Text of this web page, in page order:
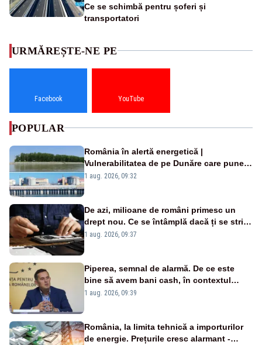
Ce se schimbă pentru șoferi și
transportatori
URMĂREȘTE-NE PE
Facebook YouTube
POPULAR
România în alertă energetică |
Vulnerabilitatea de pe Dunăre care pune
în pericol Centrala Cernavodă era
1 aug. 2026, 09:32
De azi, milioane de români primesc un
drept nou. Ce se întâmplă dacă ți se strică
un produs
1 aug. 2026, 09:37
Piperea, semnal de alarmă. De ce este
bine să avem bani cash, în contextul
alertei energetice?
1 aug. 2026, 09:39
România, la limita tehnică a importurilor
de energie. Prețurile cresc alarmant -